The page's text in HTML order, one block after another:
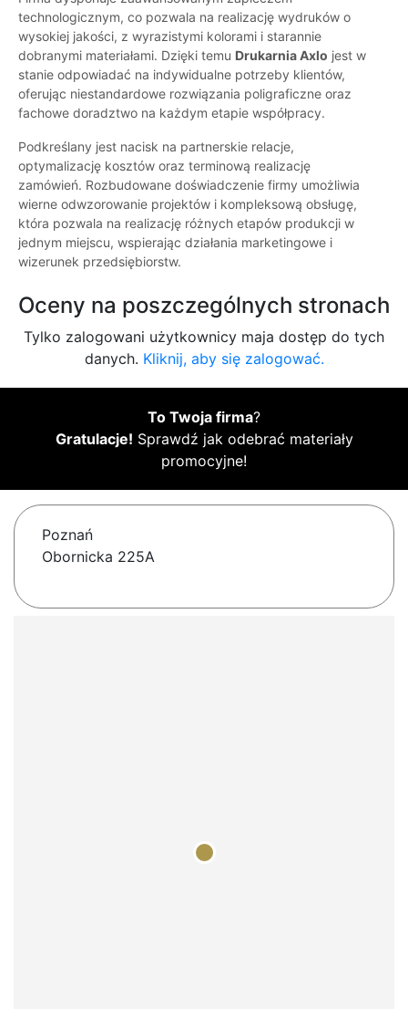
technologicznym, co pozwala na realizację wydruków o
wysokiej jakości, z wyrazistymi kolorami i starannie
dobranymi materiałami. Dzięki temu Drukarnia Axlo jest w
stanie odpowiadać na indywidualne potrzeby klientów,
oferując niestandardowe rozwiązania poligraficzne oraz
fachowe doradztwo na każdym etapie współpracy.
Podkreślany jest nacisk na partnerskie relacje,
optymalizację kosztów oraz terminową realizację
zamówień. Rozbudowane doświadczenie firmy umożliwia
wierne odwzorowanie projektów i kompleksową obsługę,
która pozwala na realizację różnych etapów produkcji w
jednym miejscu, wspierając działania marketingowe i
wizerunek przedsiębiorstw.
Oceny na poszczególnych stronach
Tylko zalogowani użytkownicy maja dostęp do tych
danych. Kliknij, aby się zalogować.
To Twoja firma?
Gratulacje! Sprawdź jak odebrać materiały
promocyjne!
Poznań
Obornicka 225A